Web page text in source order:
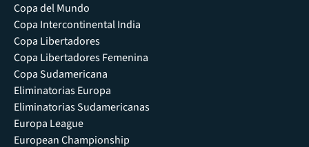
Copa del Mundo
Copa Intercontinental India
Copa Libertadores
Copa Libertadores Femenina
Copa Sudamericana
Eliminatorias Europa
Eliminatorias Sudamericanas
Europa League
European Championship